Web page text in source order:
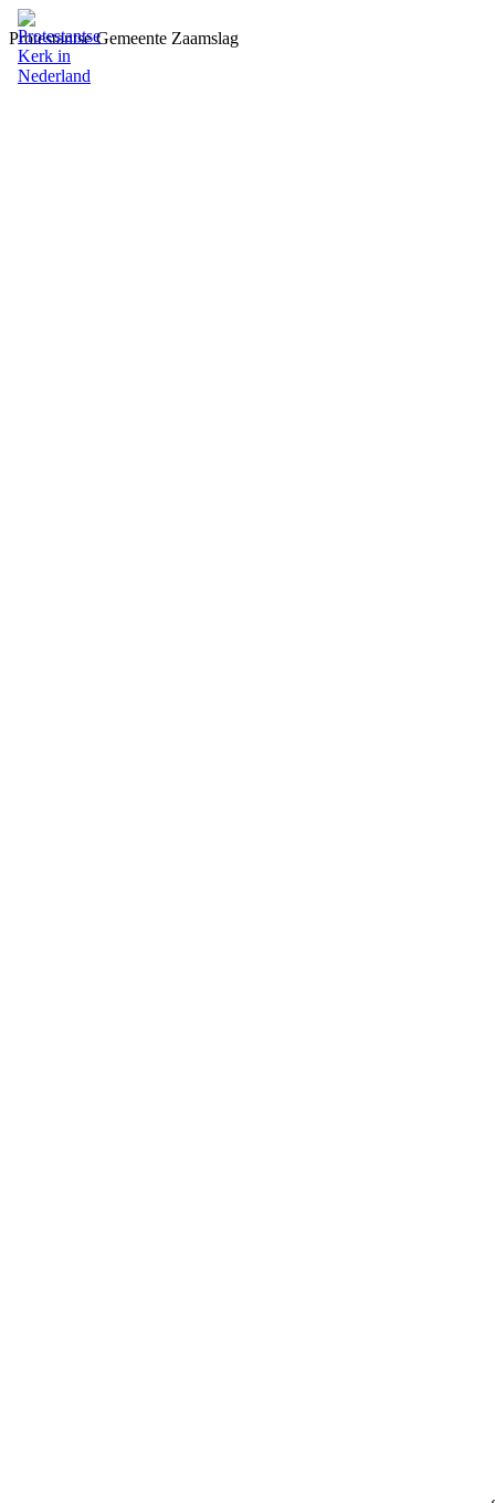
Protestantse Gemeente Zaamslag